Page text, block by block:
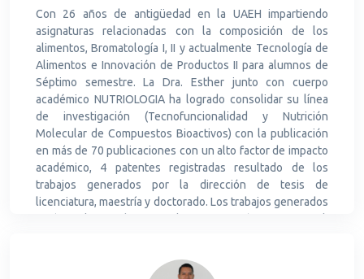
Con 26 años de antigüedad en la UAEH impartiendo
asignaturas relacionadas con la composición de los
alimentos, Bromatología I, II y actualmente Tecnología de
Alimentos e Innovación de Productos II para alumnos de
Séptimo semestre. La Dra. Esther junto con cuerpo
académico NUTRIOLOGIA ha logrado consolidar su línea
de investigación (Tecnofuncionalidad y Nutrición
Molecular de Compuestos Bioactivos) con la publicación
en más de 70 publicaciones con un alto factor de impacto
académico, 4 patentes registradas resultado de los
trabajos generados por la dirección de tesis de
licenciatura, maestría y doctorado. Los trabajos generados
están relacionados con la composición nutrimental,
origen endémico en la región de Hidalgo como son los